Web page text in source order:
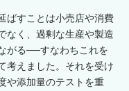
ばすことは小売店や消費
なく、過剰な生産や製造
がる──すなわちこれを
考えました。それを受け
や添加量のテストを重